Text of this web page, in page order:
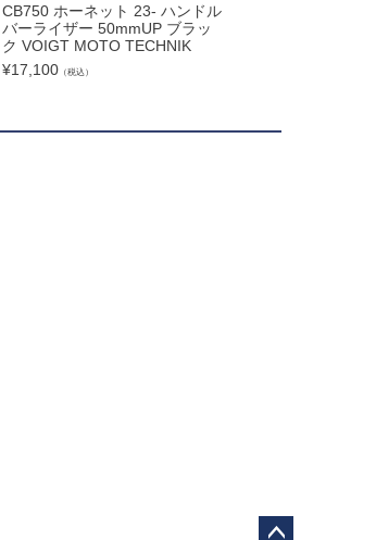
CB750 ホーネット 23- ハンドル
バーライザー 50mmUP ブラッ
ク VOIGT MOTO TECHNIK
¥17,100 （税込）